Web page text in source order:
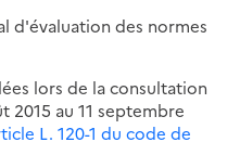
d'évaluation des normes
lors de la consultation
2015 au 11 septembre
L. 120-1 du code de